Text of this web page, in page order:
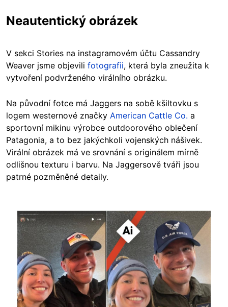
Neautentický obrázek
V sekci Stories na instagramovém účtu Cassandry
Weaver jsme objevili fotografii, která byla zneužita k
vytvoření podvrženého virálního obrázku.
Na původní fotce má Jaggers na sobě kšiltovku s
logem westernové značky American Cattle Co. a
sportovní mikinu výrobce outdoorového oblečení
Patagonia, a to bez jakýchkoli vojenských nášivek.
Virální obrázek má ve srovnání s originálem mírně
odlišnou texturu i barvu. Na Jaggersově tváři jsou
patrné pozměněné detaily.
Image